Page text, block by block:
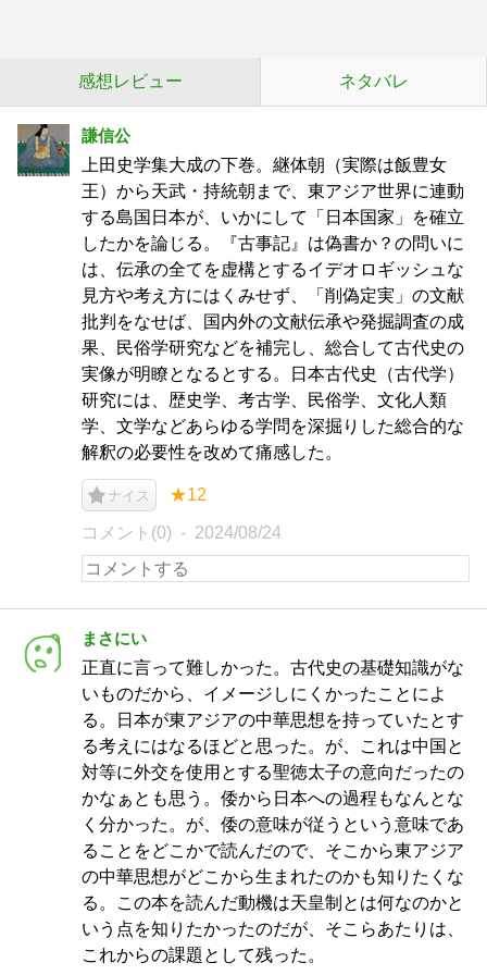
感想レビュー ネタバレ
謙信公
上田史学集大成の下巻。継体朝（実際は飯豊女
王）から天武・持統朝まで、東アジア世界に連動
する島国日本が、いかにして「日本国家」を確立
したかを論じる。『古事記』は偽書か？の問いに
は、伝承の全てを虚構とするイデオロギッシュな
見方や考え方にはくみせず、「削偽定実」の文献
批判をなせば、国内外の文献伝承や発掘調査の成
果、民俗学研究などを補完し、総合して古代史の
実像が明瞭となるとする。日本古代史（古代学）
研究には、歴史学、考古学、民俗学、文化人類
学、文学などあらゆる学問を深掘りした総合的な
解釈の必要性を改めて痛感した。
ナイス ★12
コメント(0) 2024/08/24
まさにい
正直に言って難しかった。古代史の基礎知識がな
いものだから、イメージしにくかったことによ
る。日本が東アジアの中華思想を持っていたとす
る考えにはなるほどと思った。が、これは中国と
対等に外交を使用とする聖徳太子の意向だったの
かなぁとも思う。倭から日本への過程もなんとな
く分かった。が、倭の意味が従うという意味であ
ることをどこかで読んだので、そこから東アジア
の中華思想がどこから生まれたのかも知りたくな
る。この本を読んだ動機は天皇制とは何なのかと
いう点を知りたかったのだが、そこらあたりは、
これからの課題として残った。